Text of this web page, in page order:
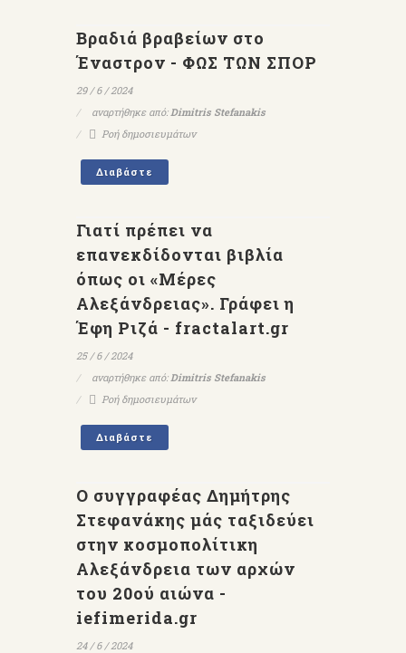
Βραδιά βραβείων στο
Έναστρον - ΦΩΣ ΤΩΝ ΣΠΟΡ
29 / 6 / 2024
αναρτήθηκε από:Dimitris Stefanakis
Ροή δημοσιευμάτων
Διαβάστε
Γιατί πρέπει να
επανεκδίδονται βιβλία
όπως οι «Μέρες
Αλεξάνδρειας». Γράφει η
Έφη Ριζά - fractalart.gr
25 / 6 / 2024
αναρτήθηκε από:Dimitris Stefanakis
Ροή δημοσιευμάτων
Διαβάστε
Ο συγγραφέας Δημήτρης
Στεφανάκης μάς ταξιδεύει
στην κοσμοπολίτικη
Αλεξάνδρεια των αρχών
του 20ού αιώνα -
iefimerida.gr
24 / 6 / 2024